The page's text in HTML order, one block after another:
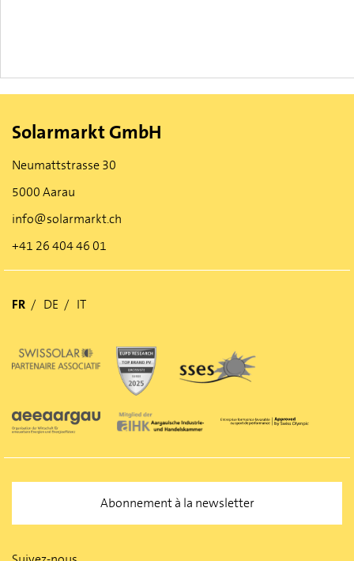
Solarmarkt GmbH
Neumattstrasse 30
5000 Aarau
info@solarmarkt.ch
+41 26 404 46 01
FR DE IT
Abonnement à la newsletter